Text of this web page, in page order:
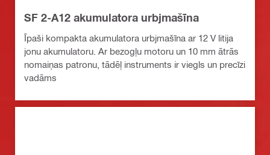
SF 2-A12 akumulatora urbjmašīna
Īpaši kompakta akumulatora urbjmašīna ar 12 V litija
jonu akumulatoru. Ar bezogļu motoru un 10 mm ātrās
nomaiņas patronu, tādēļ instruments ir viegls un precīzi
vadāms